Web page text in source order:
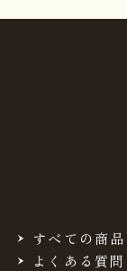
すべての商品
よくある質問